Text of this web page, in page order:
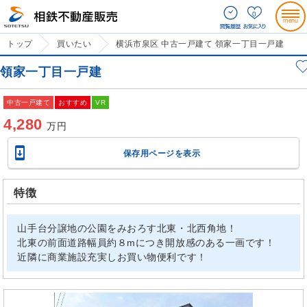
0
トップ 買いたい 横浜市泉区 中古一戸建て 領家一丁目一戸建
領家一丁目一戸建
中古一戸建て おすすめ VR
4,280万円
 保存用ページを表示
特徴
山手台分譲地の公園をみおろす北東・北西角地！
北東の前面道路幅員約８mにつき開放感のある一画です！
近隣に商業施設充実しお買い物便利です！